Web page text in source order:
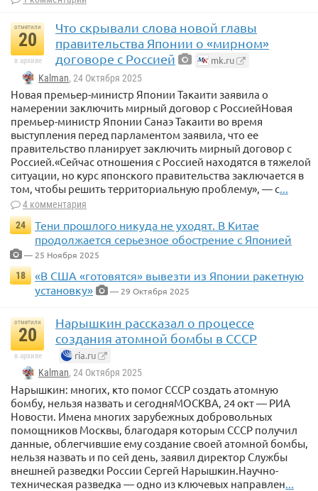
отметили
20
в архиве
Что скрывали слова новой главы
правительства Японии о «мирном»
договоре с Россией
mk.ru
Kalman, 24 Октября 2025
Новая премьер-министр Японии Такаити заявила о
намерении заключить мирный договор с РоссиейНовая
премьер-министр Японии Санаэ Такаити во время
выступления перед парламентом заявила, что ее
правительство планирует заключить мирный договор с
Россией.«Сейчас отношения с Россией находятся в тяжелой
ситуации, но курс японского правительства заключается в
том, чтобы решить территориальную проблему», — с...
4 комментария
24
Тени прошлого никуда не уходят. В Китае
продолжается серьезное обострение с Японией
— 25 Ноября 2025
18
«В США «готовятся» вывезти из Японии ракетную
установку»
— 29 Октября 2025
отметили
20
в архиве
Нарышкин рассказал о процессе
создания атомной бомбы в СССР
ria.ru
Kalman, 24 Октября 2025
Нарышкин: многих, кто помог СССР создать атомную
бомбу, нельзя назвать и сегодняМОСКВА, 24 окт — РИА
Новости. Имена многих зарубежных добровольных
помощников Москвы, благодаря которым СССР получил
данные, облегчившие ему создание своей атомной бомбы,
нельзя назвать и по сей день, заявил директор Службы
внешней разведки России Сергей Нарышкин.Научно-
техническая разведка — одно из ключевых направлен